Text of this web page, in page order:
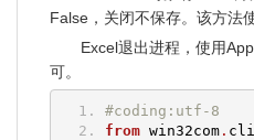
False，关闭不保存。该方法
Excel退出进程，使用
可。
#coding:utf-8
from win32com.